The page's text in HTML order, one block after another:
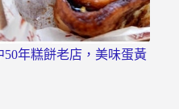
年糕餅老店，美味蛋黃